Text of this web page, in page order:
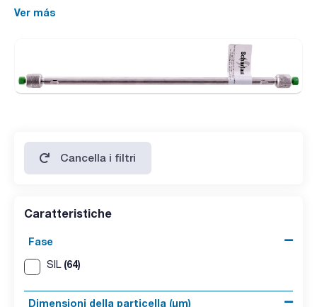
Ver más
Cancella i filtri
Caratteristiche
Fase
SIL (64)
Dimensioni della particella (μm)